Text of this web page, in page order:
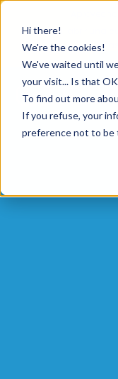
Hi there!
We're the cookies!
We've waited until
your visit... Is that
To find out more
If you refuse, your
preference not to be
al abrir una